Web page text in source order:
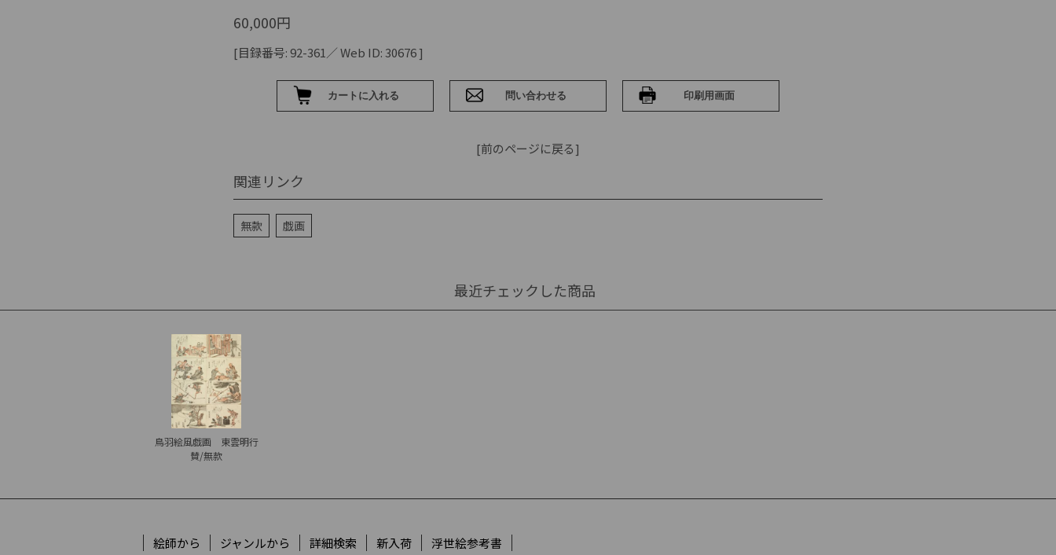
60,000円
[目録番号: 92-361／ Web ID: 30676 ]
[前のページに戻る]
関連リンク
無款 戯画
最近チェックした商品
鳥羽絵風戯画 東雲明行
賛/無款
絵師から ジャンルから 詳細検索 新入荷 浮世絵参考書